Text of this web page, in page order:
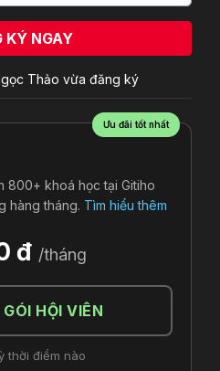
KÝ NGAY
Thảo vừa đăng ký
Ưu đãi tốt nhất
800+ khoá học tại Gitiho
hàng tháng. Tìm hiểu thêm
đ /tháng
HỘI VIÊN
thời điểm nào